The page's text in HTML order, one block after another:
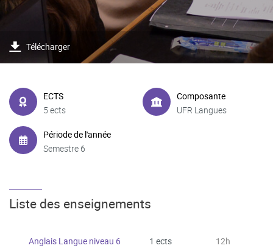
Télécharger
ECTS
5 ects
Composante
UFR Langues
Période de l'année
Semestre 6
Liste des enseignements
Anglais Langue niveau 6 1 ects 12h